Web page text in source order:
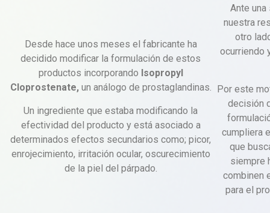
Desde hace unos meses el fabricante ha
decidido modificar la formulación de estos
productos incorporando Isopropyl
Cloprostenate,un análogo de prostaglandinas.
Un ingrediente que estaba modificando la
efectividad del producto y está asociado a
determinados efectos secundarios como; picor,
enrojecimiento, irritación ocular, oscurecimiento
de la piel del párpado.
Ante
nuestra
otro
ocurriendo
Por este
decisión
cumpliera
que
siempre
combinen
para el